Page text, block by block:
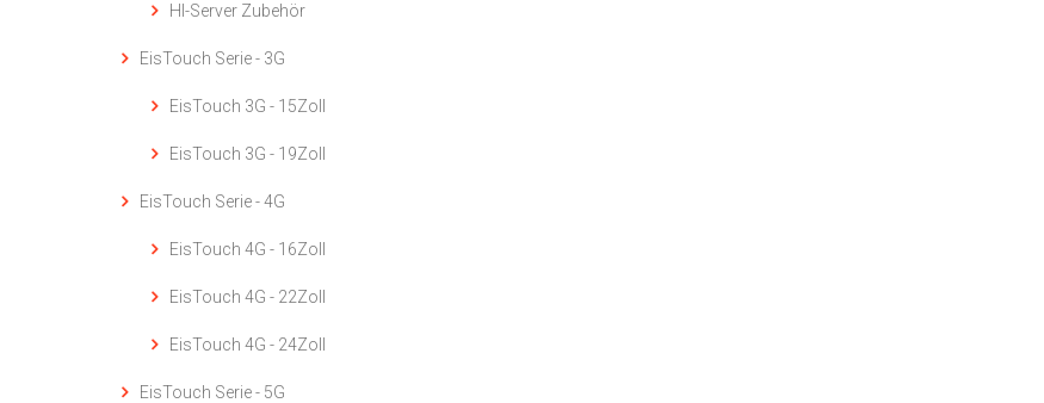
HI-Server Zubehör
EisTouch Serie - 3G
EisTouch 3G - 15Zoll
EisTouch 3G - 19Zoll
EisTouch Serie - 4G
EisTouch 4G - 16Zoll
EisTouch 4G - 22Zoll
EisTouch 4G - 24Zoll
EisTouch Serie - 5G